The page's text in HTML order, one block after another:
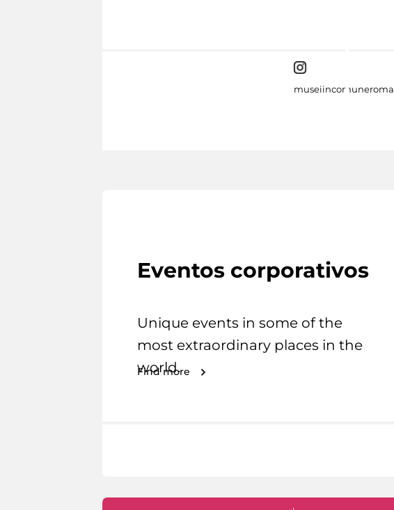
museiincomuneroma
Eventos corporativos
Unique events in some of the
most extraordinary places in the
world.
Find more